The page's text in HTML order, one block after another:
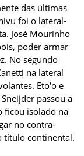
das últimas
foi o lateral-
José Mourinho
poder armar
No segundo
na lateral
Eto'o e
passou a
ficou isolado na
no contra-
título continental.